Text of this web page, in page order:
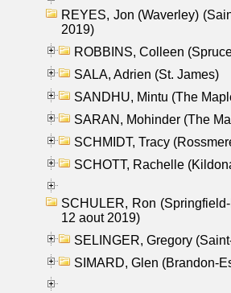
REYES, Jon (Waverley)
2019)
ROBBINS, Colleen
SALA, Adrien (St. James)
SANDHU, Mintu (The
SARAN, Mohinder (The
SCHMIDT, Tracy
SCHOTT, Rachelle
SCHULER, Ron
12 aout 2019)
SELINGER, Gregory
SIMARD, Glen (Brandon-